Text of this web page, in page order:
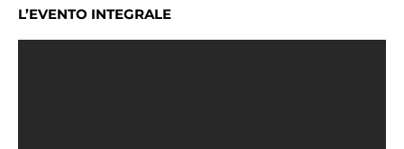
L’EVENTO INTEGRALE